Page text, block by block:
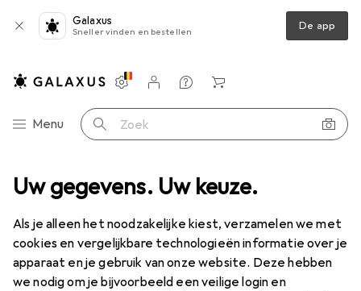
Uw gegevens. Uw keuze.
Als je alleen het noodzakelijke kiest, verzamelen we met
cookies en vergelijkbare technologieën informatie over je
apparaat en je gebruik van onze website. Deze hebben
we nodig om je bijvoorbeeld een veilige login en
Galaxus
Sneller vinden en bestellen De app
Categorie navigatie
Menu Zoek op
Instellingen
Klantenaccount
Produktvergelijking
Verlanglijstje
Winkelmandje
Snijden + lijmen Accessoires voor snijplotters
Accessoires voor snijplotters
ProductenForum